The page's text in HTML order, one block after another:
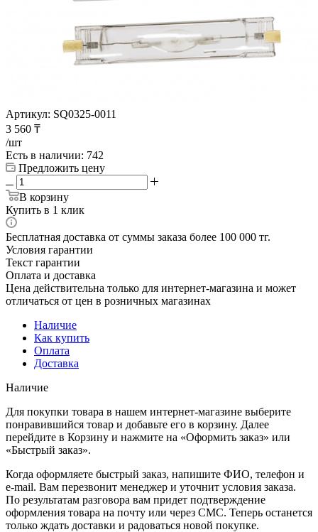
Артикул: SQ0325-0011
3 560 ₸
/шт
Есть в наличии: 742
Предложить цену
В корзину
Купить в 1 клик
Бесплатная доставка от суммы заказа более 100 000 тг.
Условия гарантии
Текст гарантии
Оплата и доставка
Цена действительна только для интернет-магазина и может
отличаться от цен в розничных магазинах
Наличие
Как купить
Оплата
Доставка
Наличие
Для покупки товара в нашем интернет-магазине выберите
понравившийся товар и добавьте его в корзину. Далее
перейдите в Корзину и нажмите на «Оформить заказ» или
«Быстрый заказ».
Когда оформляете быстрый заказ, напишите ФИО, телефон и
e-mail. Вам перезвонит менеджер и уточнит условия заказа.
По результатам разговора вам придет подтверждение
оформления товара на почту или через СМС. Теперь останется
только ждать доставки и радоваться новой покупке.